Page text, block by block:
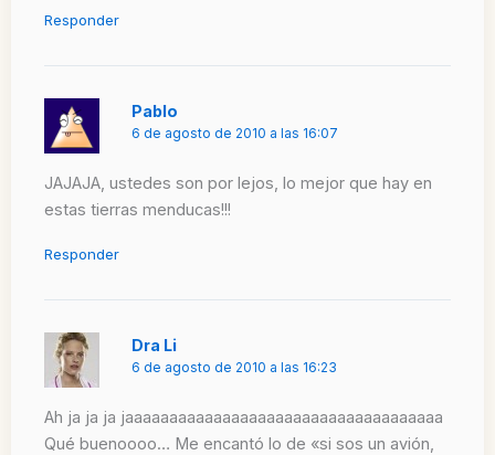
Responder
Pablo
6 de agosto de 2010 a las 16:07
JAJAJA, ustedes son por lejos, lo mejor que hay en
estas tierras menducas!!!
Responder
Dra Li
6 de agosto de 2010 a las 16:23
Ah ja ja ja jaaaaaaaaaaaaaaaaaaaaaaaaaaaaaaaaaaaa
Qué buenoooo… Me encantó lo de «si sos un avión,